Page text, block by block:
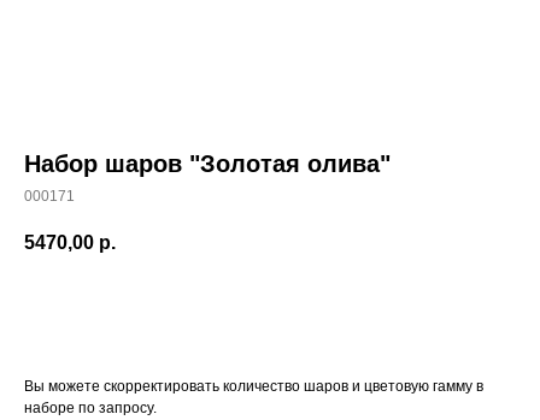
Набор шаров "Золотая олива"
000171
5470,00 р.
Вы можете скорректировать количество шаров и цветовую гамму в
наборе по запросу.